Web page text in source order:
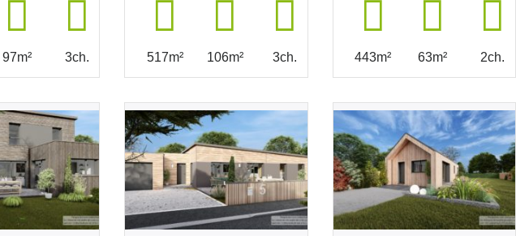
97m² 3ch. 517m² 106m² 3ch. 443m² 63m² 2ch.